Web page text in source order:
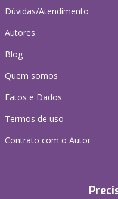
Dúvidas/Atendimento
Autores
Blog
Quem somos
Fatos e Dados
Termos de uso
Contrato com o Autor